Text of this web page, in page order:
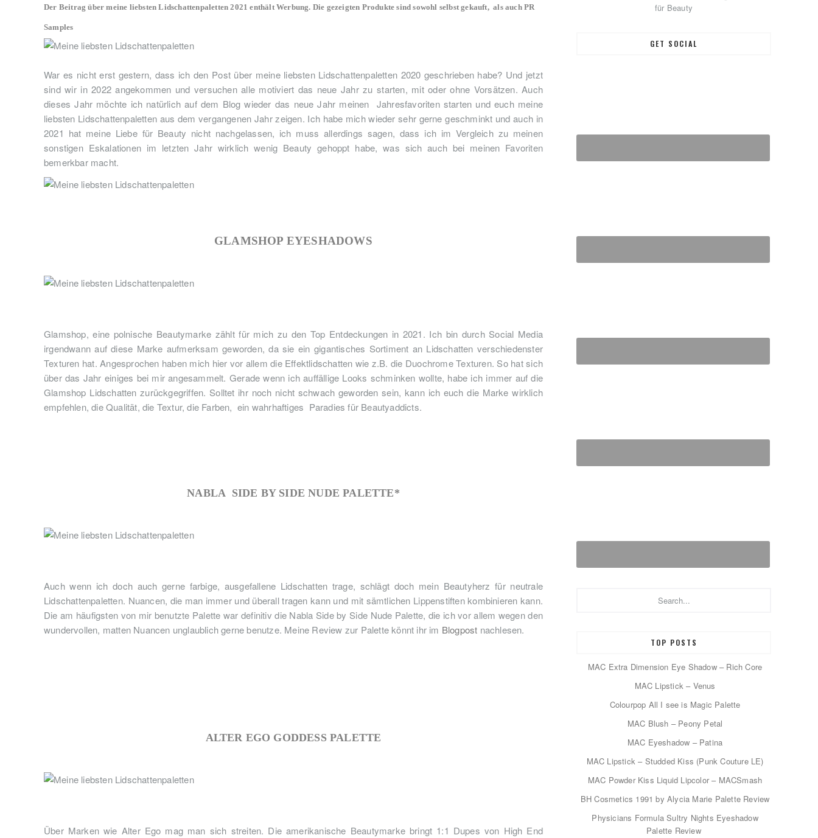
Der Beitrag über meine liebsten Lidschattenpaletten 2021 enthält Werbung. Die gezeigten Produkte sind sowohl selbst gekauft, als auch PR
Samples
War es nicht erst gestern, dass ich den Post über meine liebsten Lidschattenpaletten 2020 geschrieben habe? Und jetzt
sind wir in 2022 angekommen und versuchen alle motiviert das neue Jahr zu starten, mit oder ohne Vorsätzen. Auch
dieses Jahr möchte ich natürlich auf dem Blog wieder das neue Jahr meinen Jahresfavoriten starten und euch meine
liebsten Lidschattenpaletten aus dem vergangenen Jahr zeigen. Ich habe mich wieder sehr gerne geschminkt und auch in
2021 hat meine Liebe für Beauty nicht nachgelassen, ich muss allerdings sagen, dass ich im Vergleich zu meinen
sonstigen Eskalationen im letzten Jahr wirklich wenig Beauty gehoppt habe, was sich auch bei meinen Favoriten
bemerkbar macht.
GLAMSHOP EYESHADOWS
Glamshop, eine polnische Beautymarke zählt für mich zu den Top Entdeckungen in 2021. Ich bin durch Social Media
irgendwann auf diese Marke aufmerksam geworden, da sie ein gigantisches Sortiment an Lidschatten verschiedenster
Texturen hat. Angesprochen haben mich hier vor allem die Effektlidschatten wie z.B. die Duochrome Texturen. So hat sich
über das Jahr einiges bei mir angesammelt. Gerade wenn ich auffällige Looks schminken wollte, habe ich immer auf die
Glamshop Lidschatten zurückgegriffen. Solltet ihr noch nicht schwach geworden sein, kann ich euch die Marke wirklich
empfehlen, die Qualität, die Textur, die Farben, ein wahrhaftiges Paradies für Beautyaddicts.
NABLA SIDE BY SIDE NUDE PALETTE*
Auch wenn ich doch auch gerne farbige, ausgefallene Lidschatten trage, schlägt doch mein Beautyherz für neutrale
Lidschattenpaletten. Nuancen, die man immer und überall tragen kann und mit sämtlichen Lippenstiften kombinieren kann.
Die am häufigsten von mir benutzte Palette war definitiv die Nabla Side by Side Nude Palette, die ich vor allem wegen den
wundervollen, matten Nuancen unglaublich gerne benutze. Meine Review zur Palette könnt ihr im Blogpost nachlesen.
ALTER EGO GODDESS PALETTE
Über Marken wie Alter Ego mag man sich streiten. Die amerikanische Beautymarke bringt 1:1 Dupes von High End
für Beauty
GET SOCIAL
TOP POSTS
MAC Extra Dimension Eye Shadow – Rich Core
MAC Lipstick – Venus
Colourpop All I see is Magic Palette
MAC Blush – Peony Petal
MAC Eyeshadow – Patina
MAC Lipstick – Studded Kiss (Punk Couture LE)
MAC Powder Kiss Liquid Lipcolor – MACSmash
BH Cosmetics 1991 by Alycia Marie Palette Review
Physicians Formula Sultry Nights Eyeshadow
Palette Review